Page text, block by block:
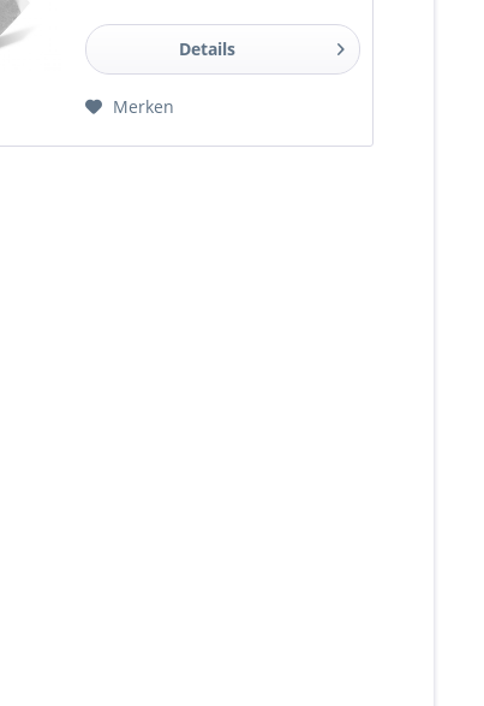
Details
Merken